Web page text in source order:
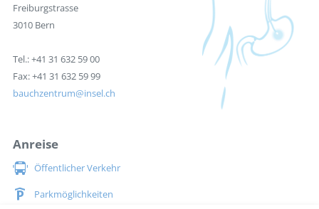
Freiburgstrasse
3010 Bern
Tel.: +41 31 632 59 00
Fax: +41 31 632 59 99
bauchzentrum
insel.ch
Anreise
Öffentlicher Verkehr
Parkmöglichkeiten